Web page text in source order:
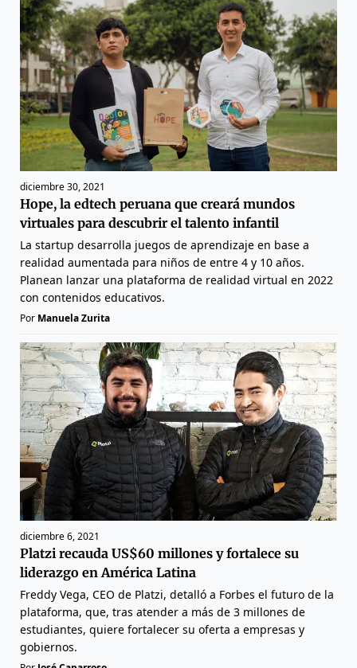
diciembre 30, 2021
Hope, la edtech peruana que creará mundos
virtuales para descubrir el talento infantil
La startup desarrolla juegos de aprendizaje en base a
realidad aumentada para niños de entre 4 y 10 años.
Planean lanzar una plataforma de realidad virtual en 2022
con contenidos educativos.
Por Manuela Zurita
diciembre 6, 2021
Platzi recauda US$60 millones y fortalece su
liderazgo en América Latina
Freddy Vega, CEO de Platzi, detalló a Forbes el futuro de la
plataforma, que, tras atender a más de 3 millones de
estudiantes, quiere fortalecer su oferta a empresas y
gobiernos.